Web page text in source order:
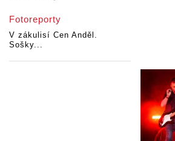
Fotoreporty
V zákulisí Cen Anděl.
Sošky...